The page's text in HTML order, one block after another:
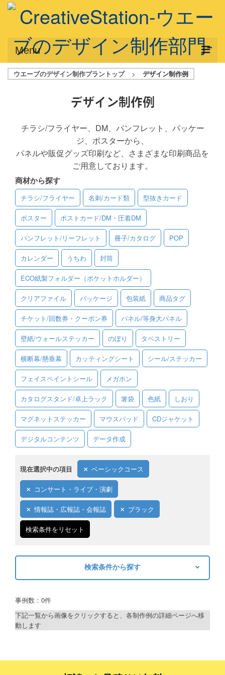
Menu
サービス概要
デザインプラン
フルデザイン
データ修正
写真からイラスト作成
デザイン制作例
ご利用料金
ご利用ガイド
ご利用の流れ
ご注文方法について
キャンセルについて
FAQ（よくあるご質問）
資料をダウンロード
ご利用規約
お見積り・お問合せ
ウエーブのデザイン制作プラントップ > デザイン制作例
デザイン制作例
チラシ/フライヤー、DM、パンフレット、パッケー
ジ、ポスターから、
パネルや販促グッズ印刷など、さまざまな印刷商品を
ご用意しております。
商材から探す
チラシ/フライヤー 名刺/カード類 型抜きカード
ポスター ポストカード/DM・圧着DM
パンフレット/リーフレット 冊子/カタログ POP
カレンダー うちわ 封筒
ECO紙製フォルダー（ポケットホルダー）
クリアファイル パッケージ 包装紙 商品タグ
チケット/回数券・クーポン券 パネル/等身大パネル
壁紙/ウォールステッカー のぼり タペストリー
横断幕/懸垂幕 カッティングシート シール/ステッカー
フェイスペイントシール メガホン
カタログスタンド/卓上ラック 箸袋 色紙 しおり
マグネットステッカー マウスパッド CDジャケット
デジタルコンテンツ データ作成
現在選択中の項目 ベーシックコース
コンサート・ライブ・演劇
情報誌・広報誌・会報誌 ブラック
検索条件をリセット
検索条件から探す
制作プランで探す
事例数：0件
下記一覧から画像をクリックすると、各制作例の詳細ページへ移
動します